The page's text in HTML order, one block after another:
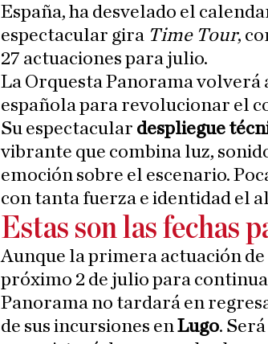
España, ha desvelado el
espectacular gira Time Tour,
27 actuaciones para julio.
La Orquesta Panorama
española para revolucionar el
Su espectacular despliegue
vibrante que combina luz,
emoción sobre el escenario.
con tanta fuerza e identidad el
Estas son las fechas
Aunque la primera actuación de
próximo 2 de julio para
Panorama no tardará en
de sus incursiones enLugo.